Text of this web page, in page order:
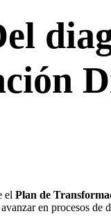
el Plan de
en procesos de